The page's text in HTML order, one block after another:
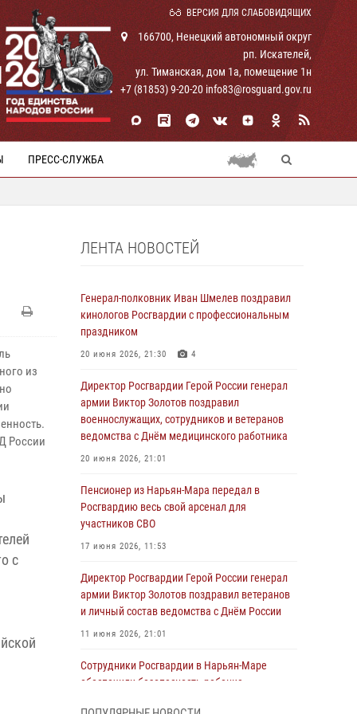
ВЕРСИЯ ДЛЯ СЛАБОВИДЯЩИХ
166700, Ненецкий автономный округ
рп. Искателей,
ул. Тиманская, дом 1а, помещение 1н
+7 (81853) 9-20-20 info83@rosguard.gov.ru
ПРЕСС-СЛУЖБА
из
России
с
ЛЕНТА НОВОСТЕЙ
Генерал-полковник Иван Шмелев поздравил
кинологов Росгвардии с профессиональным
праздником
20 июня 2026, 21:30 4
Директор Росгвардии Герой России генерал
армии Виктор Золотов поздравил
военнослужащих, сотрудников и ветеранов
ведомства с Днём медицинского работника
20 июня 2026, 21:01
Пенсионер из Нарьян-Мара передал в
Росгвардию весь свой арсенал для
участников СВО
17 июня 2026, 11:53
Директор Росгвардии Герой России генерал
армии Виктор Золотов поздравил ветеранов
и личный состав ведомства с Днём России
11 июня 2026, 21:01
Сотрудники Росгвардии в Нарьян-Маре
обеспечили безопасность ребенка,